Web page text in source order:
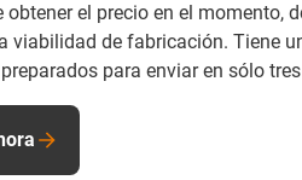
obtener el precio en el momento,
viabilidad de fabricación. Tiene
para enviar en sólo